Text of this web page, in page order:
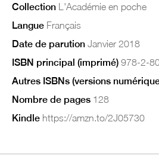
Collection L'Académie en poche
Langue Français
Date de parution Janvier 2018
ISBN principal (imprimé) 978-2-
Autres ISBNs (versions
Nombre de pages 128
Kindle https://amzn.to/2J05730